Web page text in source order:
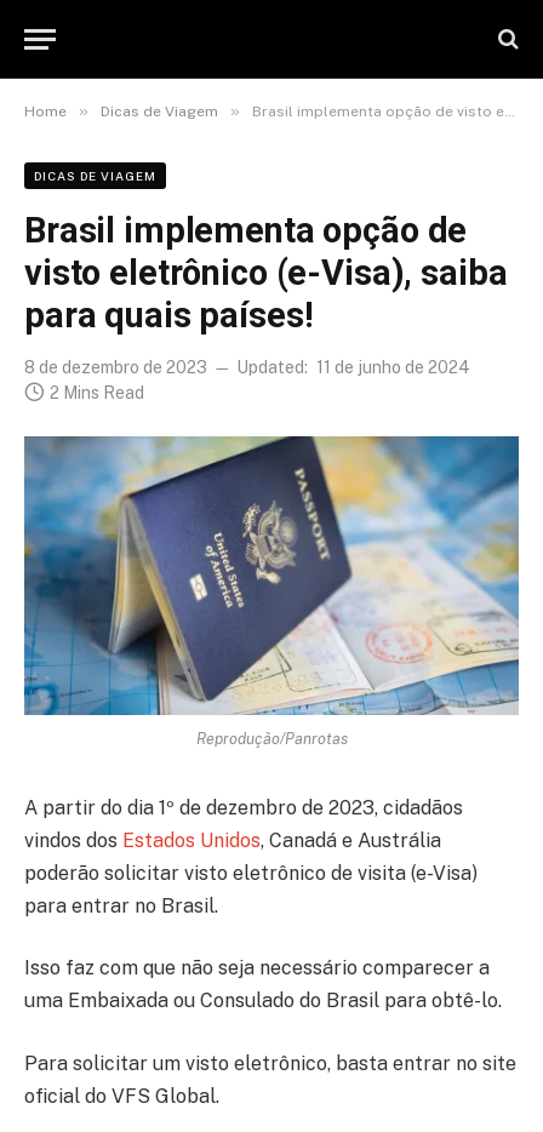
Home » Dicas de Viagem » Brasil implementa opção de visto eletrônico (e-Visa), saiba para quais países!
DICAS DE VIAGEM
Brasil implementa opção de
visto eletrônico (e-Visa), saiba
para quais países!
8 de dezembro de 2023 Updated: 11 de junho de 2024
2 Mins Read
Reprodução/Panrotas
A partir do dia 1º de dezembro de 2023, cidadãos
vindos dos Estados Unidos, Canadá e Austrália
poderão solicitar visto eletrônico de visita (e-Visa)
para entrar no Brasil.
Isso faz com que não seja necessário comparecer a
uma Embaixada ou Consulado do Brasil para obtê-lo.
Para solicitar um visto eletrônico, basta entrar no site
oficial do VFS Global.